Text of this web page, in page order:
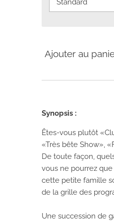
Ajouter au
Synopsis :
Êtes-vous plutôt
«Très bête Show»,
De toute façon,
vous ne pourrez
cette petite famille
de la grille des
Une succession de